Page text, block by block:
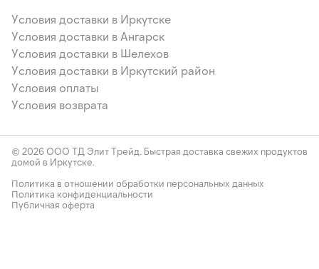
Условия доставки в Иркутске
Условия доставки в Ангарск
Условия доставки в Шелехов
Условия доставки в Иркутский район
Условия оплаты
Условия возврата
© 2026 ООО ТД Элит Трейд. Быстрая доставка свежих продуктов
домой в Иркутске.
Политика в отношении обработки персональных данных
Политика конфиденциальности
Публичная оферта